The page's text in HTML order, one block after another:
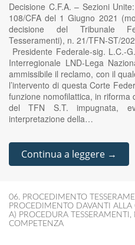
Decisione C.F.A. – Sezioni
108/CFA del 1 Giugno 2021
decisione del Tribunale
Tesseramenti), n. 21/TFN-ST/
Presidente Federale-sig. L.C.-
Interregionale LND-Lega
ammissibile il reclamo, con il
l’intervento di questa Corte
funzione nomofilattica, in riforma
del TFN S.T. impugnata,
interpretazione della…
Continua a leggere →
06. PROCEDIMENTO
PROCEDIMENTO DAVANTI ALLA
A) PROCEDURA TESSERAMENTI ,
COMPETENZA